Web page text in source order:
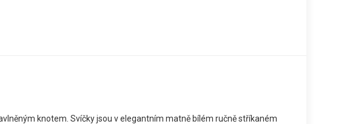
knotem. Svíčky jsou v elegantním matně bílém ručně stříkaném